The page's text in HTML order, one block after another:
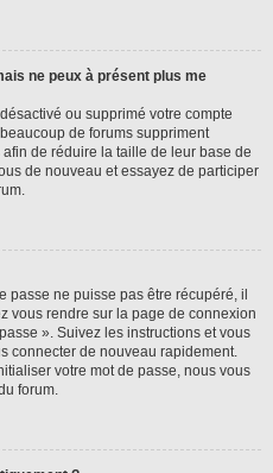
ne peux à présent plus me
ou supprimé votre compte
de forums suppriment
de réduire la taille de leur base de
de nouveau et essayez de participer
passe ne puisse pas être récupéré, il
vous rendre sur la page de connexion
». Suivez les instructions et vous
connecter de nouveau rapidement.
votre mot de passe, nous vous
forum.